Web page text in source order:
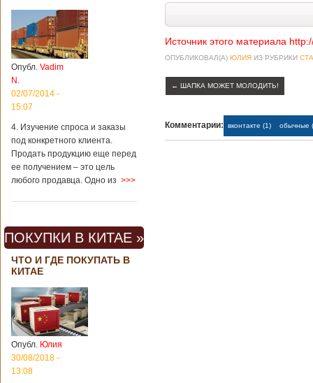
Опубл. Vadim
N.
02/07/2014 -
15:07
4. Изучение спроса и заказы
под конкретного клиента.
Продать продукцию еще перед
ее получением – это цель
любого продавца. Одно из >>>
ПОКУПКИ В КИТАЕ »
ЧТО И ГДЕ ПОКУПАТЬ В
КИТАЕ
Опубл. Юлия
30/08/2018 -
13:08
Источник этого материала
ОПУБЛИКОВАЛ(А) ЮЛИЯ ИЗ РУБРИКИ
← ШАПКА МОЖЕТ МОЛОДИТЬ!
Комментарии: вконтакте (1) обычные